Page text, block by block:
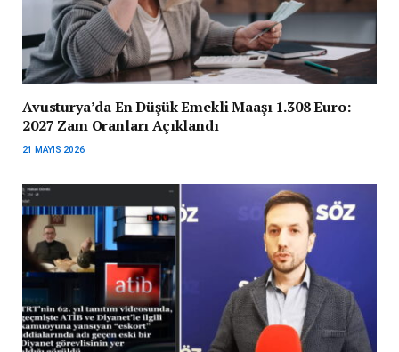
Avusturya’da En Düşük Emekli Maaşı 1.308 Euro:
2027 Zam Oranları Açıklandı
21 MAYIS 2026